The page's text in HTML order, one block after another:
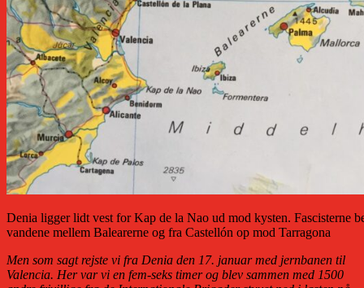
Denia ligger lidt vest for Kap de la Nao ud mod kysten. Fascisterne
vandene mellem Balearerne og fra Castellón op mod Tarragona
Men som sagt rejste vi fra Denia den 17. januar med jernbanen til
Valencia. Her var vi en fem-seks timer og blev sammen med 1500